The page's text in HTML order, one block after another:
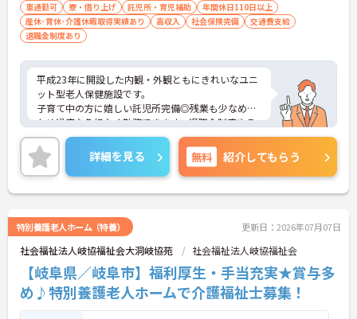
車通勤可 寮・借り上げ 託児所・育児補助
年間休日110日以上
産休･育休･介護休暇取得実績あり
高収入 社会保険完備
交通費支給
退職金制度あり
平成23年に開設した内観・外観ともにきれいなユニ
ット型老人保健施設です。
子育て中の方に嬉しい託児所完備◎残業も少なめの
ため過度な負担なく勤務できます。退職金制度やそ
の他諸手当が充実しているのも嬉しいポイントです
ね。
ご興味ある方には、面接対策ポイントなど、さらに
詳細をお話しいたしますのでお気軽にご相談くださ
い。
詳細を見る 無料 紹介してもらう
特別養護老人ホーム（特養） 更新日：2026年07月07日
社会福祉法人岐協福祉会大洞岐協苑 社会福祉法人岐協福祉会
【岐阜県／岐阜市】福利厚生・手当充実★賞与多
め♪特別養護老人ホームで介護福祉士募集！